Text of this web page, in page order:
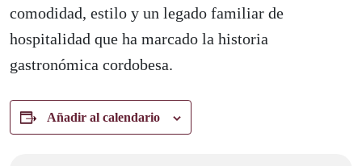
comodidad, estilo y un legado familiar de
hospitalidad que ha marcado la historia
gastronómica cordobesa.
Añadir al calendario